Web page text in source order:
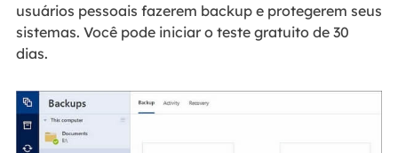
usuários pessoais fazerem backup e protegerem seus
sistemas. Você pode iniciar o teste gratuito de 30
dias.